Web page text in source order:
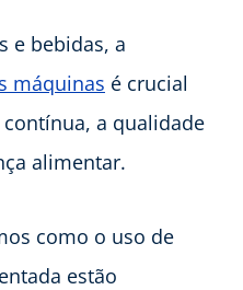
e bebidas, a
máquinas é crucial
a qualidade
alimentar.
como o uso de
estão